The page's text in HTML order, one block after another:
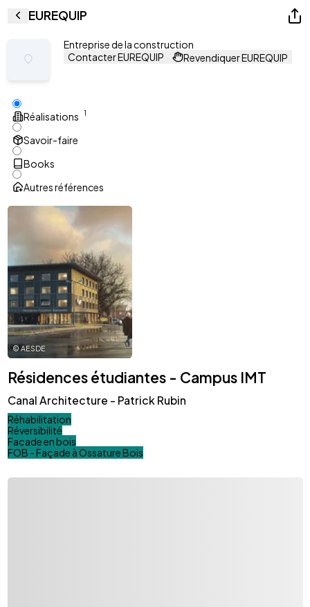
EUREQUIP
Entreprise de la construction
Contacter EUREQUIP
Revendiquer EUREQUIP
Réalisations 1
Savoir-faire
Books
Autres références
©AESDE
Résidences étudiantes - Campus IMT
Canal Architecture - Patrick Rubin
Réhabilitation
Réversibilité
Façade en bois
FOB - Façade à Ossature Bois